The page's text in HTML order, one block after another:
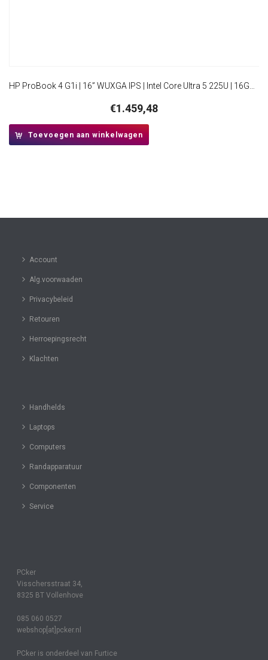
€1.459,48
Toevoegen aan winkelwagen
Account
Alg.voorwaaden
Privacybeleid
Retouren
Herroepingsrecht
Klachten
Handhelds
Laptops
Computers
Randapparatuur
Componenten
Service
PCker
Visschersstraat 34,
8325 BT Vollenhove
085 060 0527
webshop[at]pcker.nl
PCker is onderdeel van Furtice